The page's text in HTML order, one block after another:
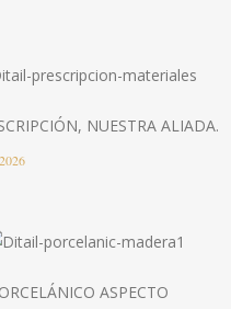
NUESTRA ALIADA.
ASPECTO